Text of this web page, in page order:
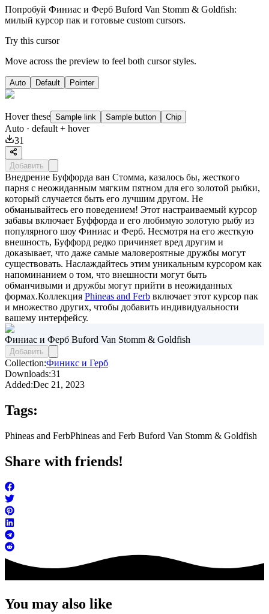
Попробуй Финиас и Ферб Buford Van Stomm & Goldfish:
милый курсор пак и готовые custom cursors.
Try this cursor
Move across the preview to feel both cursor styles.
Auto Default Pointer
Hover these Sample link Sample button Chip
Auto · default + hover
31
Добавить
Внедрение Буффорда ван Стомма, казалось бы, жесткого
парня с неожиданным мягким пятном для его золотой рыбки,
который случается быть его лучшим другом. Не
обманывайтесь его поведением! Этот настраиваемый курсор
забавы включает Буффорда и его любимую золотую рыбу из
популярного шоу Финиас и Ферб. Несмотря на его жесткую
внешность, Буффорд редко причиняет вред другим и
доказывает, что даже самые маловероятные дружбы могут
существовать. Наслаждайтесь этим уникальным курсором как
напоминанием о том, что внешности могут быть
обманчивыми и дружбы могут прийти в неожиданных
формах.Коллекция Phineas and Ferb включает этот курсор пак
и множество других, чтобы добавить индивидуальности
вашему интерфейсу.
Финиас и Ферб Buford Van Stomm & Goldfish
Добавить
Collection:Финикс и Герб
Downloads:31
Added:Dec 21, 2023
Tags:
Phineas and FerbPhineas and Ferb Buford Van Stomm & Goldfish
Share with friends!
You may also like